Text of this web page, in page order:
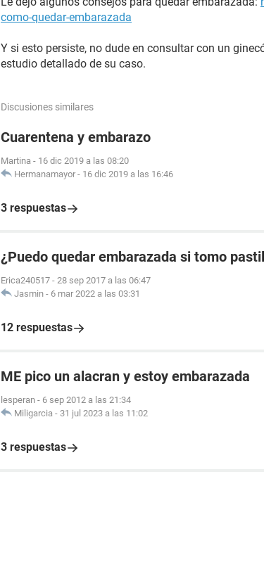
como-quedar-embarazada
Y si esto persiste, no dude en consultar con un
estudio detallado de su caso.
Discusiones similares
Cuarentena y embarazo
Martina - 16 dic 2019 a las 08:20
Hermanamayor - 16 dic 2019 a las 16:46
3 respuestas
¿Puedo quedar embarazada si tomo
Erica240517 - 28 sep 2017 a las 06:47
Jasmin - 6 mar 2022 a las 03:31
12 respuestas
ME pico un alacran y estoy embarazada
lesperan - 6 sep 2012 a las 21:34
Miligarcia - 31 jul 2023 a las 11:02
3 respuestas